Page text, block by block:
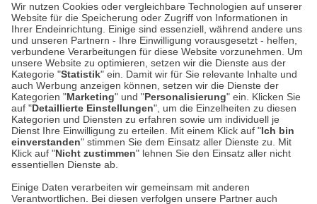
Wir nutzen Cookies oder vergleichbare Technologien auf unserer
Website für die Speicherung oder Zugriff von Informationen in
Ihrer Endeinrichtung. Einige sind essenziell, während andere uns
und unseren Partnern - Ihre Einwilligung vorausgesetzt - helfen,
verbundene Verarbeitungen für diese Website vorzunehmen. Um
unsere Website zu optimieren, setzen wir die Dienste aus der
Kategorie "Statistik" ein. Damit wir für Sie relevante Inhalte und
auch Werbung anzeigen können, setzen wir die Dienste der
Kategorien "Marketing" und "Personalisierung" ein. Klicken Sie
auf "Detaillierte Einstellungen", um die Einzelheiten zu diesen
Kategorien und Diensten zu erfahren sowie um individuell je
Dienst Ihre Einwilligung zu erteilen. Mit einem Klick auf "Ich bin
einverstanden" stimmen Sie dem Einsatz aller Dienste zu. Mit
Klick auf "Nicht zustimmen" lehnen Sie den Einsatz aller nicht
essentiellen Dienste ab.
Einige Daten verarbeiten wir gemeinsam mit anderen
Verantwortlichen. Bei diesen verfolgen unsere Partner auch
Unser Geschäft in Meckenheim
Auf dem Steinbüchel 6
53340 Meckenheim
Montag bis Samstag 9:00 Uhr bis 18:00 Uhr
weitere Information
Hier finden Sie uns im Netz